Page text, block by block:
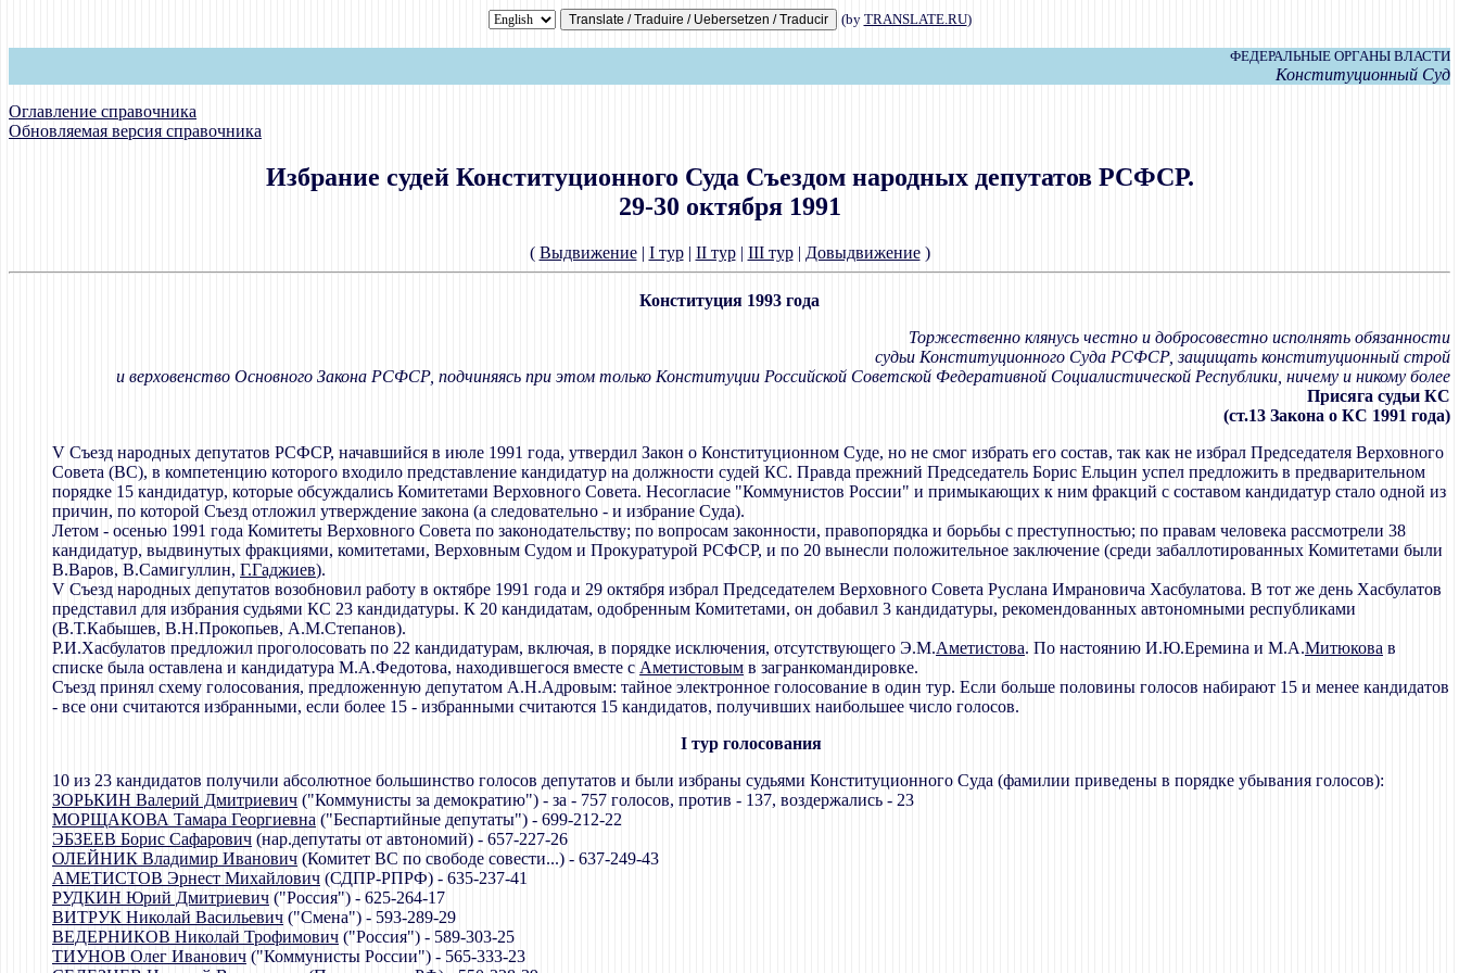
(by TRANSLATE.RU)
ФЕДЕРАЛЬНЫЕ ОРГАНЫ ВЛАСТИ
Конституционный Суд
Оглавление справочника
Обновляемая версия справочника
Избрание судей Конституционного Суда Съездом народных депутатов РСФСР.
29-30 октября 1991
( Выдвижение| I тур| II тур| III тур| Довыдвижение)
Конституция 1993 года
Торжественно клянусь честно и добросовестно исполнять обязанности
судьи Конституционного Суда РСФСР, защищать конституционный строй
и верховенство Основного Закона РСФСР, подчиняясь при этом только Конституции Российской Советской Федеративной Социалистической Республики, ничему и никому более
Присяга судьи КС
(ст.13 Закона о КС 1991 года)
V Съезд народных депутатов РСФСР, начавшийся в июле 1991 года, утвердил Закон о Конституционном Суде, но не смог избрать его состав, так как не избрал Председателя Верховного
Совета (ВС), в компетенцию которого входило представление кандидатур на должности судей КС. Правда прежний Председатель Борис Ельцин успел предложить в предварительном
порядке 15 кандидатур, которые обсуждались Комитетами Верховного Совета. Несогласие "Коммунистов России" и примыкающих к ним фракций с составом кандидатур стало одной из
причин, по которой Съезд отложил утверждение закона (а следовательно - и избрание Суда).
Летом - осенью 1991 года Комитеты Верховного Совета по законодательству; по вопросам законности, правопорядка и борьбы с преступностью; по правам человека рассмотрели 38
кандидатур, выдвинутых фракциями, комитетами, Верховным Судом и Прокуратурой РСФСР, и по 20 вынесли положительное заключение (среди забаллотированных Комитетами были
В.Варов, В.Самигуллин, Г.Гаджиев).
V Съезд народных депутатов возобновил работу в октябре 1991 года и 29 октября избрал Председателем Верховного Совета Руслана Имрановича Хасбулатова. В тот же день Хасбулатов
представил для избрания судьями КС 23 кандидатуры. К 20 кандидатам, одобренным Комитетами, он добавил 3 кандидатуры, рекомендованных автономными республиками
(В.Т.Кабышев, В.Н.Прокопьев, А.М.Степанов).
Р.И.Хасбулатов предложил проголосовать по 22 кандидатурам, включая, в порядке исключения, отсутствующего Э.М.Аметистова. По настоянию И.Ю.Еремина и М.А.Митюкова в
списке была оставлена и кандидатура М.А.Федотова, находившегося вместе с Аметистовым в загранкомандировке.
Съезд принял схему голосования, предложенную депутатом А.Н.Адровым: тайное электронное голосование в один тур. Если больше половины голосов набирают 15 и менее кандидатов
- все они считаются избранными, если более 15 - избранными считаются 15 кандидатов, получивших наибольшее число голосов.
I тур голосования
10 из 23 кандидатов получили абсолютное большинство голосов депутатов и были избраны судьями Конституционного Суда (фамилии приведены в порядке убывания голосов):
ЗОРЬКИН Валерий Дмитриевич ("Коммунисты за демократию") - за - 757 голосов, против - 137, воздержались - 23
МОРЩАКОВА Тамара Георгиевна ("Беспартийные депутаты") - 699-212-22
ЭБЗЕЕВ Борис Сафарович (нар.депутаты от автономий) - 657-227-26
ОЛЕЙНИК Владимир Иванович (Комитет ВС по свободе совести...) - 637-249-43
АМЕТИСТОВ Эрнест Михайлович (СДПР-РПРФ) - 635-237-41
РУДКИН Юрий Дмитриевич ("Россия") - 625-264-17
ВИТРУК Николай Васильевич ("Смена") - 593-289-29
ВЕДЕРНИКОВ Николай Трофимович ("Россия") - 589-303-25
ТИУНОВ Олег Иванович ("Коммунисты России") - 565-333-23